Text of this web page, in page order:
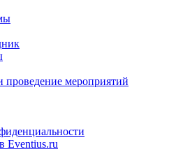
проведение мероприятий
Eventius.ru